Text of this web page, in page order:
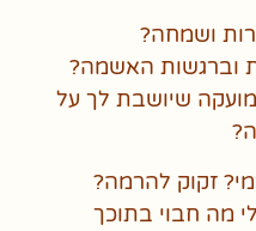
ושמחה?
וברגשות האשמה?
שיושבת לך על
זקוק להרמה?
מה חבוי בתוכך